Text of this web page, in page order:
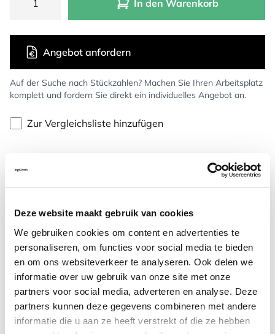
Deze website maakt gebruik van cookies
We gebruiken cookies om content en advertenties te
personaliseren, om functies voor social media te bieden
en om ons websiteverkeer te analyseren. Ook delen we
informatie over uw gebruik van onze site met onze
partners voor social media, adverteren en analyse. Deze
partners kunnen deze gegevens combineren met andere
informatie die u aan ze heeft verstrekt of die ze hebben
In den Warenkorb
Auf der Suche nach Stückzahlen? Machen Sie Ihren Arbeitsplatz
komplett und fordern Sie direkt ein individuelles Angebot an.
Angebot anfordern
Zur Vergleichsliste hinzufügen
Weitere Informationen
Häufig zusammen gekauft mit